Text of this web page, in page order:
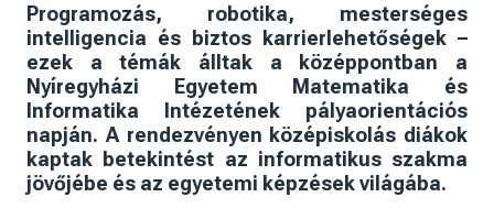
Programozás, robotika, mesterséges
intelligencia és biztos karrierlehetőségek –
ezek a témák álltak a középpontban a
Nyíregyházi Egyetem Matematika és
Informatika Intézetének pályaorientációs
napján. A rendezvényen középiskolás diákok
kaptak betekintést az informatikus szakma
jövőjébe és az egyetemi képzések világába.